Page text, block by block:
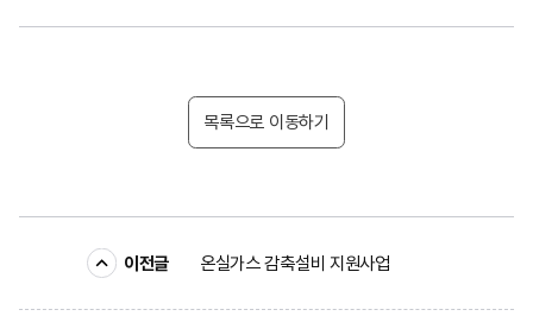
목록으로 이동하기
이전글 온실가스 감축설비 지원사업